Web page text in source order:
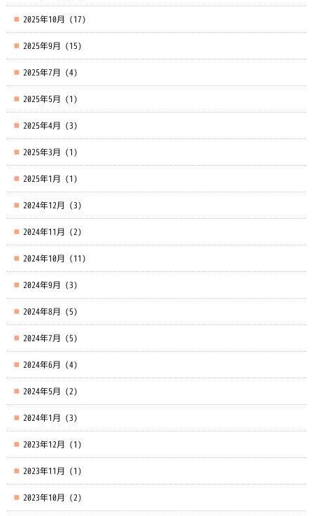
2025年10月 (17)
2025年9月 (15)
2025年7月 (4)
2025年5月 (1)
2025年4月 (3)
2025年3月 (1)
2025年1月 (1)
2024年12月 (3)
2024年11月 (2)
2024年10月 (11)
2024年9月 (3)
2024年8月 (5)
2024年7月 (5)
2024年6月 (4)
2024年5月 (2)
2024年1月 (3)
2023年12月 (1)
2023年11月 (1)
2023年10月 (2)